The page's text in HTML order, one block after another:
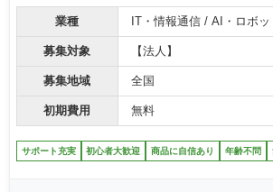
業種 IT・情報通信 / AI・ロボッ
募集対象 【法人】
募集地域 全国
初期費用 無料
サポート充実 初心者大歓迎 商品に自信あり 年齢不問